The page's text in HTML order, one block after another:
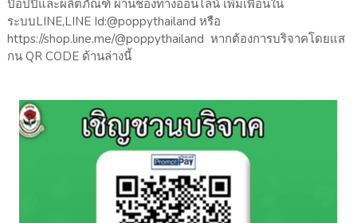
ป๊อปปี้และผลิตภัณฑ์ ผ่านช่องทางออนไลน์ เพิ่มเพื่อนใน
ระบบLINE,LINE Id:@poppythailand หรือ
https://shop.line.me/@poppythailand หากต้องการบริจาคโดยแส
กน QR CODE ด้านล่างนี้